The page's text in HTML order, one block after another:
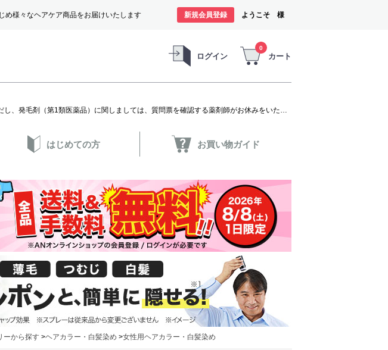
め様々なヘアケア商品をお届けいたします 新規会員登録 ようこそ 様
ログイン
0
カート
オンラインショップは、お盆期間中も休まずご注文の受付と商品の発送をいたします。ただし、発毛剤（第1類医薬品）に関しましては、質問票を確認する薬剤師がお休みをいただくため商品のお申し込みから発送までお時間を要します。お客様には大変ご迷惑をお掛けいたしますが、よろしくお願い申し上げます。
はじめての方 お買い物ガイド
ーから探す >ヘアカラー・白髪染め >女性用ヘアカラー・白髪染め